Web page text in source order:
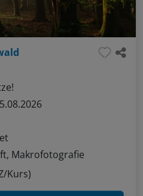
Makrofotografie
Kurs)